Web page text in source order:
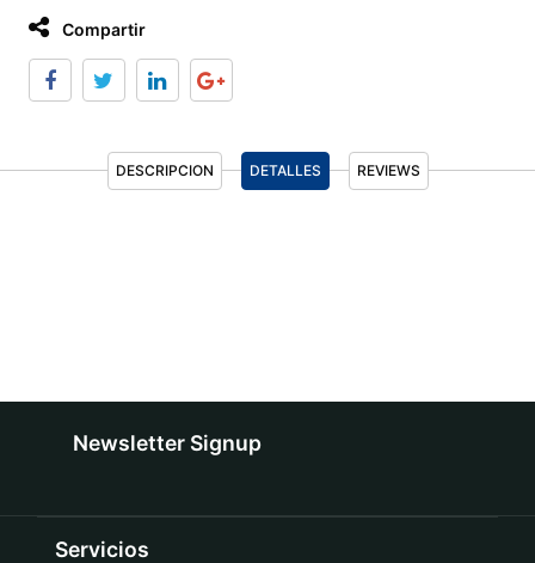
Compartir
DESCRIPCION DETALLES REVIEWS
Newsletter Signup
Servicios